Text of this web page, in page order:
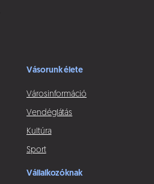
Vásorunk élete
Városinformáció
Vendéglátás
Kultúra
Sport
Vállalkozóknak